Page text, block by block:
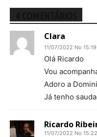
Clara
11/07/2022 No 15:19
Olá Ricardo
Vou
Adoro a
Já tenho
Ricardo
11/07/2022 No 15:22